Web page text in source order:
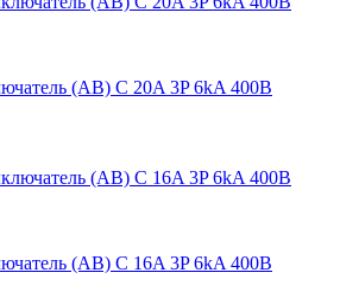
(АВ) C 20A 3P 6kA 400В
(АВ) C 16A 3P 6kA 400В